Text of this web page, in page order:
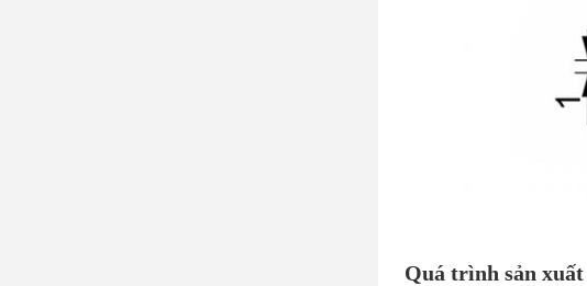
Quá trình sản xuất